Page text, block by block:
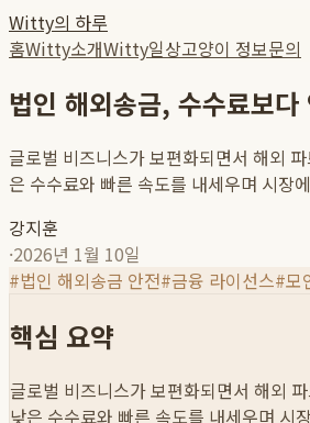
Witty의 하루
홈Witty소개Witty일상고양이 정보문의
법인 해외송금, 수수료보
글로벌 비즈니스가 보편화되면서 해외
은 수수료와 빠른 속도를 내세우며 시장
강지훈
·2026년 1월 10일
#법인 해외송금 안전#금융 라이선스#모
핵심 요약
글로벌 비즈니스가 보편화되면서 해외
낮은 수수료와 빠른 속도를 내세우며 시